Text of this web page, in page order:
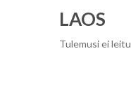
LAOS
Tulemusi ei